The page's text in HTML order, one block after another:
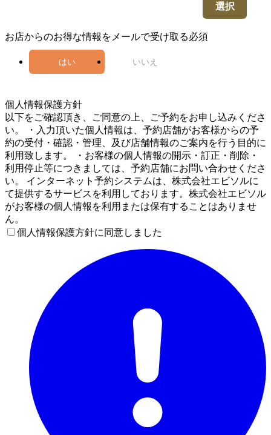
選択
お店からのお得な情報をメールで受け取る必須
はい いいえ
個人情報保護方針
以下をご確認頂き、ご同意の上、ご予約をお申し込みくださ
い。 ・入力頂いた個人情報は、予約店舗がお客様からの予
約の受付・確認・管理、及び店舗情報のご案内を行う目的に
利用致します。 ・お客様の個人情報の開示・訂正・削除・
利用停止等につきましては、予約店舗にお問い合わせくださ
い。 インターネット予約システムは、株式会社エビソルに
て提供するサービスを利用しております。株式会社エビソル
がお客様の個人情報を利用または保有することはありませ
ん。
個人情報保護方針に同意しました